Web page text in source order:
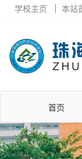
学校主页 本站
首页